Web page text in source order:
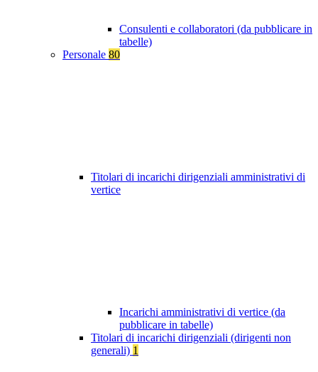
Consulenti e collaboratori (da pubblicare in
tabelle)
Personale 80
Titolari di incarichi dirigenziali amministrativi di
vertice
Incarichi amministrativi di vertice (da
pubblicare in tabelle)
Titolari di incarichi dirigenziali (dirigenti non
generali) 1